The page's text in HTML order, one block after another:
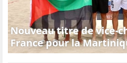
Nouveau titre de vice-
France pour la